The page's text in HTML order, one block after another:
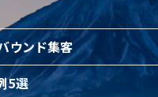
ウンド集客
5選